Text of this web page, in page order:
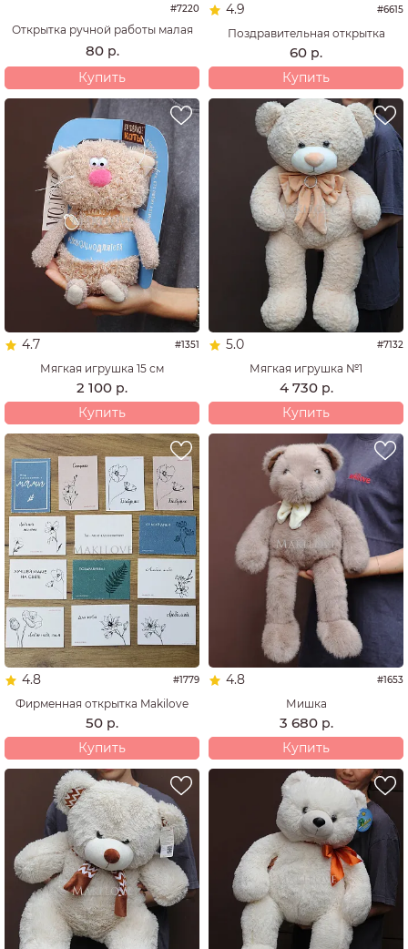
#7220
Открытка ручной работы малая
80 р.
Купить
4.9 #6615
Поздравительная открытка
60 р.
Купить
4.7 #1351
Мягкая игрушка 15 см
2 100 р.
Купить
5.0 #7132
Мягкая игрушка №1
4 730 р.
Купить
4.8 #1779
Фирменная открытка Makilove
50 р.
Купить
4.8 #1653
Мишка
3 680 р.
Купить